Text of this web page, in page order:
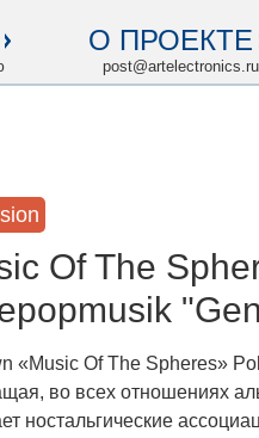
О ПРОЕКТЕ
post@artelectronics.ru
Of The
«Music Of The Spheres»
во всех отношениях
ностальгические